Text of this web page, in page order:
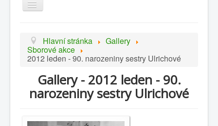
Přepnout
navigaci
Hlavní stránka Gallery
Sborové akce
2012 leden - 90. narozeniny sestry Ulrichové
Gallery - 2012 leden - 90.
narozeniny sestry Ulrichové